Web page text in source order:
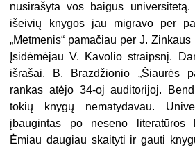
nusirašyta vos baigus
išeivių knygos jau migravo per
„Metmenis“ pamačiau per J.
Įsidėmėjau V. Kavolio straipsnį.
išrašai. B. Brazdžionio „Šiaurės
rankas atėjo 34-oj au­ditorijoj.
tokių knygų nematydavau.
įbaugintas po neseno literatūros
Ėmiau daugiau skaityti ir gauti